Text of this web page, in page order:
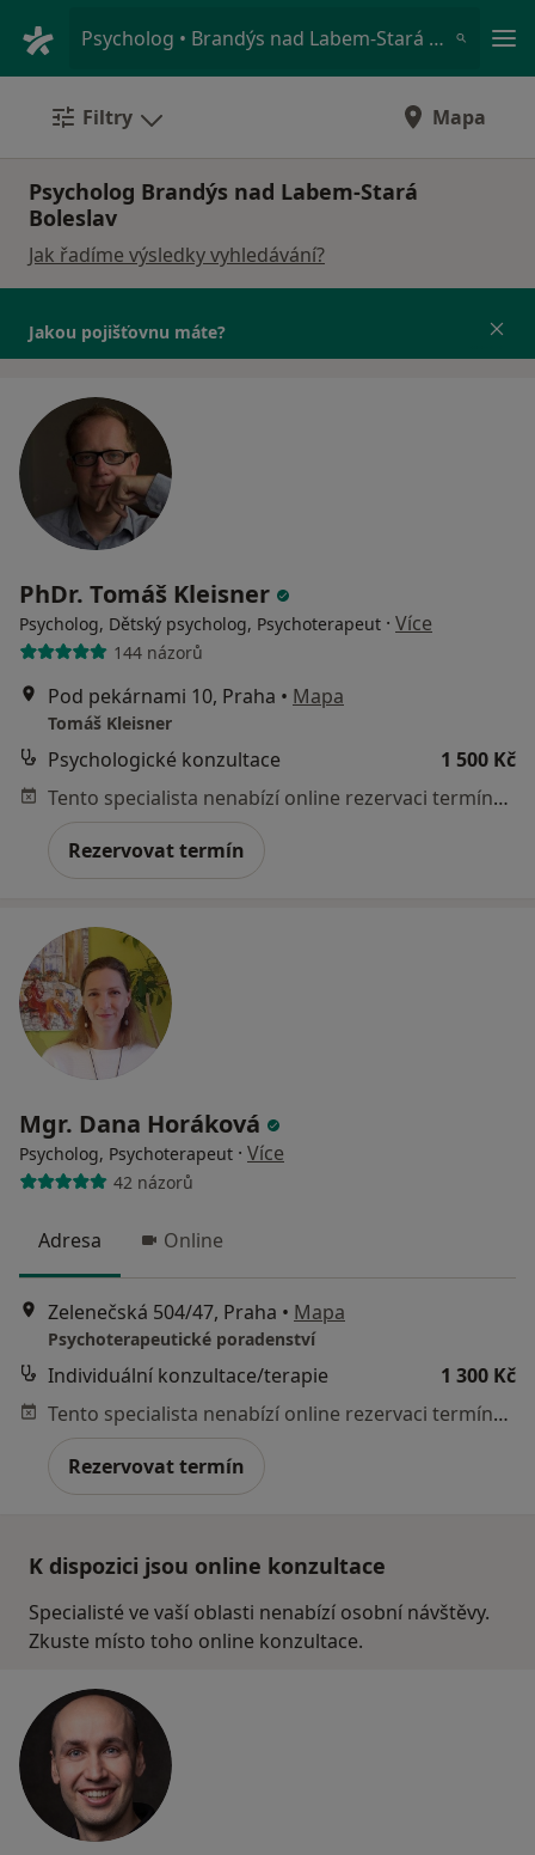
Psycholog • Brandýs nad Labem-Stará Boleslav, středočeský
Filtry Mapa
Psycholog Brandýs nad Labem-Stará
Boleslav
Jak řadíme výsledky vyhledávání?
Jakou pojišťovnu máte?
PhDr. Tomáš Kleisner
Psycholog, Dětský psycholog, Psychoterapeut · Více
144 názorů
Pod pekárnami 10, Praha • Mapa
Tomáš Kleisner
Psychologické konzultace
1 500 Kč
Tento specialista nenabízí online rezervaci termínu na této adrese.
Rezervovat termín
Mgr. Dana Horáková
Psycholog, Psychoterapeut · Více
42 názorů
Adresa Online
Zelenečská 504/47, Praha • Mapa
Psychoterapeutické poradenství
Individuální konzultace/terapie
1 300 Kč
Tento specialista nenabízí online rezervaci termínu na této adrese.
Rezervovat termín
K dispozici jsou online konzultace
Specialisté ve vaší oblasti nenabízí osobní návštěvy.
Zkuste místo toho online konzultace.